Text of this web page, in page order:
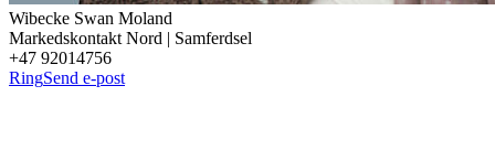
Wibecke Swan Moland
Markedskontakt Nord | Samferdsel
+47 92014756
RingSend e-post